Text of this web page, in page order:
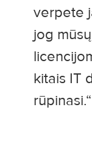
verpete
jog
kitais IT
rūpinasi.“